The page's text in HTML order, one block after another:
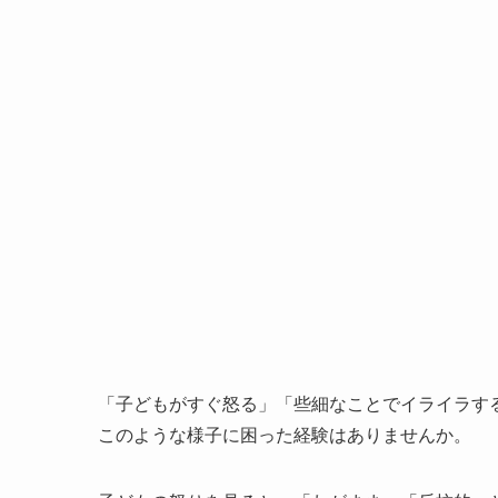
「子どもがすぐ怒る」「些細なことでイライラす
このような様子に困った経験はありませんか。